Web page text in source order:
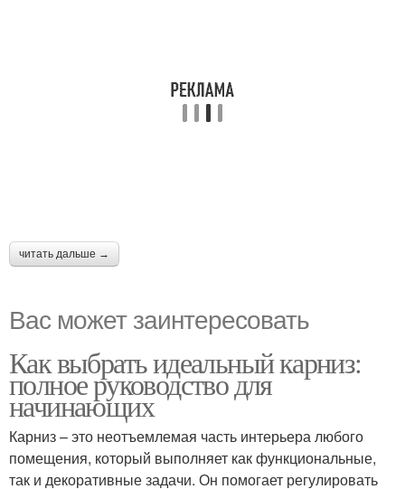
читать дальше →
Вас может заинтересовать
Как выбрать идеальный карниз:
полное руководство для
начинающих
Карниз – это неотъемлемая часть интерьера любого
помещения, который выполняет как функциональные,
так и декоративные задачи. Он помогает регулировать